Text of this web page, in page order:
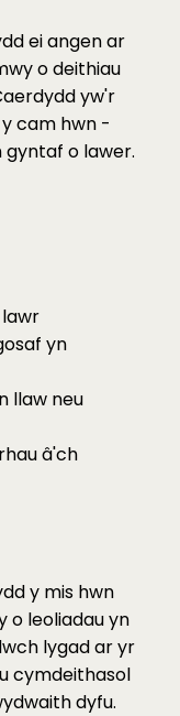
ei angen ar
o deithiau
yw'r
cam hwn -
o lawer.
yn
llaw neu
â'ch
y mis hwn
o leoliadau yn
lygad ar yr
cymdeithasol
dyfu.